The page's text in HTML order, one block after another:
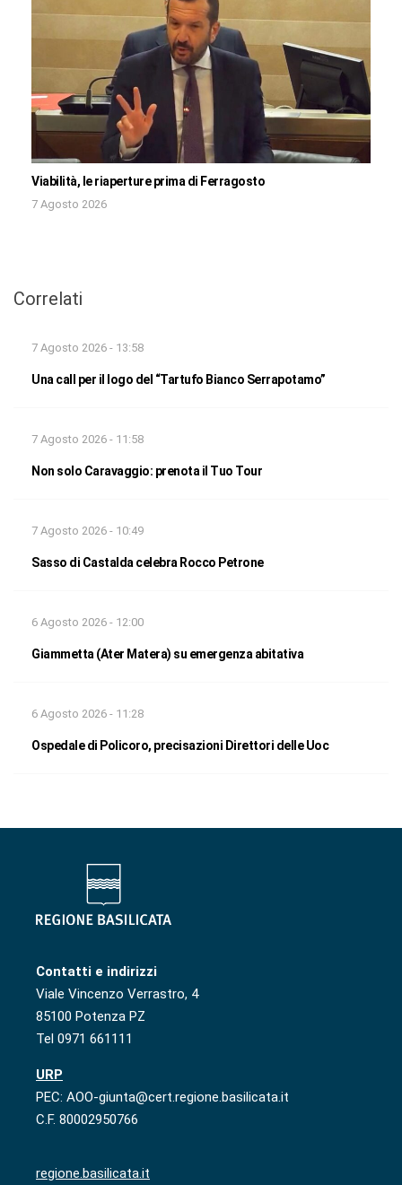
Viabilità, le riaperture prima di Ferragosto
7 Agosto 2026
Correlati
7 Agosto 2026 - 13:58
Una call per il logo del “Tartufo Bianco Serrapotamo”
7 Agosto 2026 - 11:58
Non solo Caravaggio: prenota il Tuo Tour
7 Agosto 2026 - 10:49
Sasso di Castalda celebra Rocco Petrone
6 Agosto 2026 - 12:00
Giammetta (Ater Matera) su emergenza abitativa
6 Agosto 2026 - 11:28
Ospedale di Policoro, precisazioni Direttori delle Uoc
Contatti e indirizzi
Viale Vincenzo Verrastro, 4
85100 Potenza PZ
Tel 0971 661111
URP
PEC: AOO-giunta@cert.regione.basilicata.it
C.F. 80002950766
regione.basilicata.it